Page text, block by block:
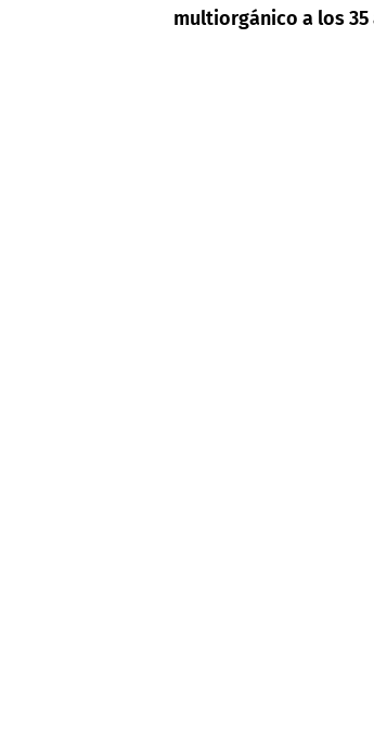
multiorgánico a los 35